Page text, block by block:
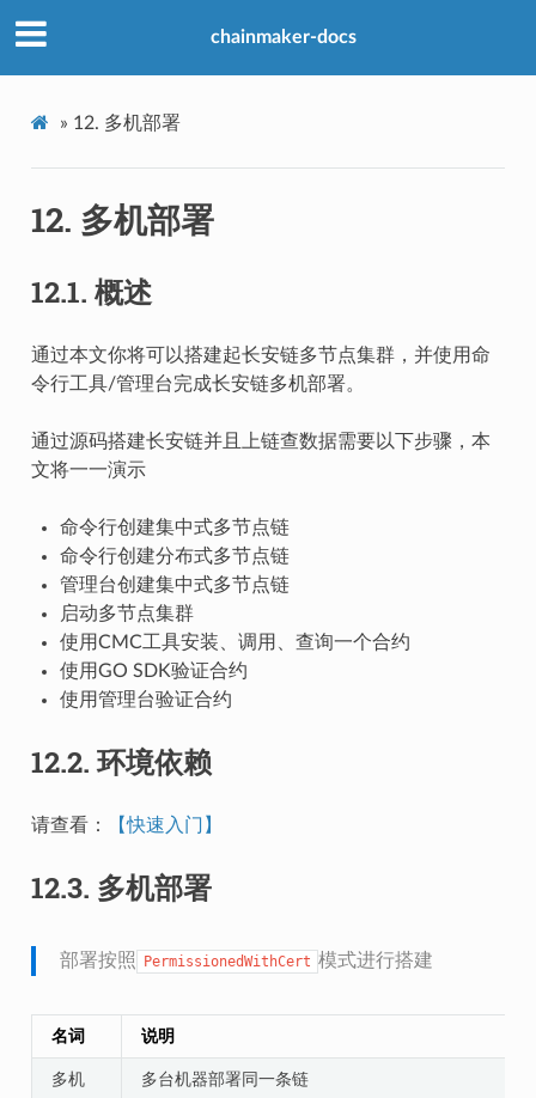
chainmaker-docs
» 12. 多机部署
12. 多机部署
12.1. 概述
通过本文你将可以搭建起长安链多节点集群，并使用命
令行工具/管理台完成长安链多机部署。
通过源码搭建长安链并且上链查数据需要以下步骤，本
文将一一演示
命令行创建集中式多节点链
命令行创建分布式多节点链
管理台创建集中式多节点链
启动多节点集群
使用CMC工具安装、调用、查询一个合约
使用GO SDK验证合约
使用管理台验证合约
12.2.环境依赖
请查看： 【快速入门】
12.3. 多机部署
部署按照 PermissionedWithCert 模式进行搭建
名词 说明
多机 多台机器部署同一条链